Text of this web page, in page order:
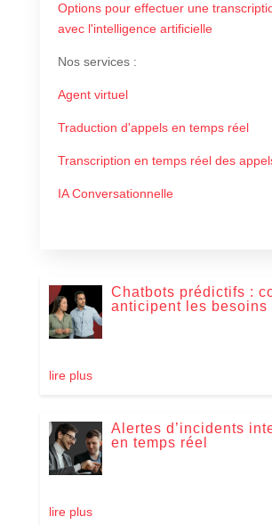
Options pour effectuer une
avec l'intelligence artificielle
Nos services :
Agent virtuel
Traduction d'appels en temps réel
Transcription en temps réel des
IA Conversationnelle
Chatbots prédictifs :
anticipent les besoins
lire plus
Alertes d’incidents
en temps réel
lire plus